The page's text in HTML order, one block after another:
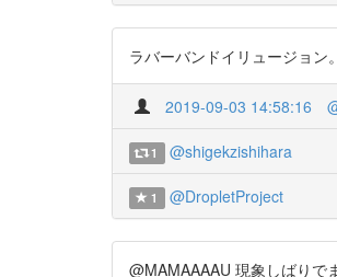
ラバーバンドイリュージョ
2019-09-03 14:58:16
1 @shigekzishihara
1 @DropletProject
@MAMAAAAU 現象しばりで